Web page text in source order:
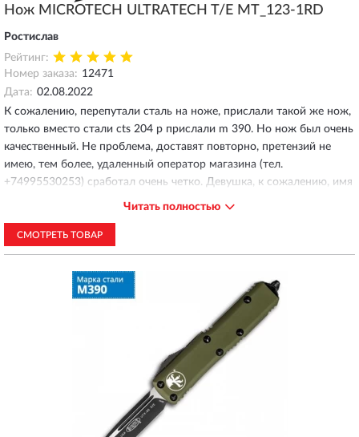
Нож MICROTECH ULTRATECH T/E MT_123-1RD
Ростислав
Рейтинг:
Номер заказа: 12471
Дата: 02.08.2022
К сожалению, перепутали сталь на ноже, прислали такой же нож,
только вместо стали cts 204 p прислали m 390. Но нож был очень
качественный. Не проблема, доставят повторно, претензий не
имею, тем более, удаленный оператор магазина (тел.
+74995530253) сработал очень четко. Девушка, к сожалению, имя
вылетело из головы, звонила два раза 02.08.2022 г. в 17.02 и
меня возникли два вопроса: то ли это такой
клиентоориентированный сервис магазин "Майкротеч", либо это
все-таки качественный европейский сервис). Такое общение с
клиентами я не встречал даже в салоне Верту.
Выражаю благодарность данному сотруднику еще раз, прошу
вычислить ее по указанному мной времени звонка на мой номер и
Читать полностью
СМОТРЕТЬ ТОВАР